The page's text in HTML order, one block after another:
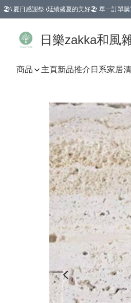
🏖️\ 夏日感謝祭 /延續盛夏的美好🏖️ 單一訂單
日樂zakka和風
商品 主頁新品推介 日系家居